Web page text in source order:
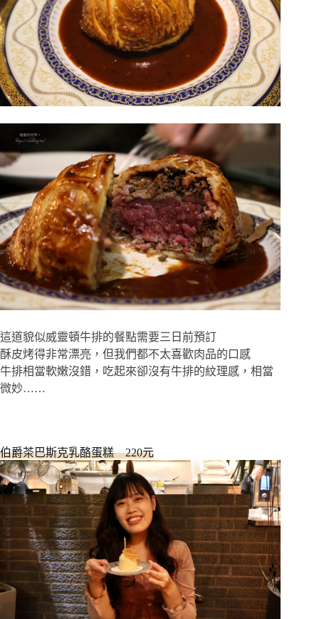
這道貌似威靈頓牛排的餐點需要三日前預訂
酥皮烤得非常漂亮，但我們都不太喜歡肉品的口感
牛排相當軟嫩沒錯，吃起來卻沒有牛排的紋理感，相當
微妙……
伯爵茶巴斯克乳酪蛋糕 220元